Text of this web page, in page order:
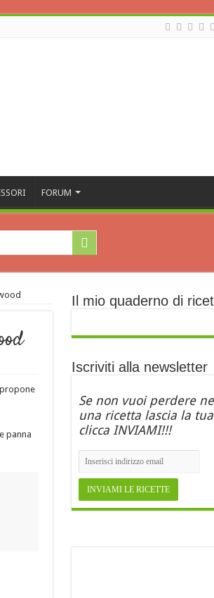
FORUM
panna
Il mio quaderno di
Iscriviti alla newsletter
Se non vuoi perdere
una ricetta lascia la
clicca INVIAMI!!!